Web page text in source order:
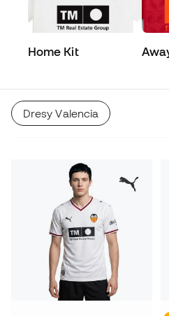
Home Kit
Dresy Valencia